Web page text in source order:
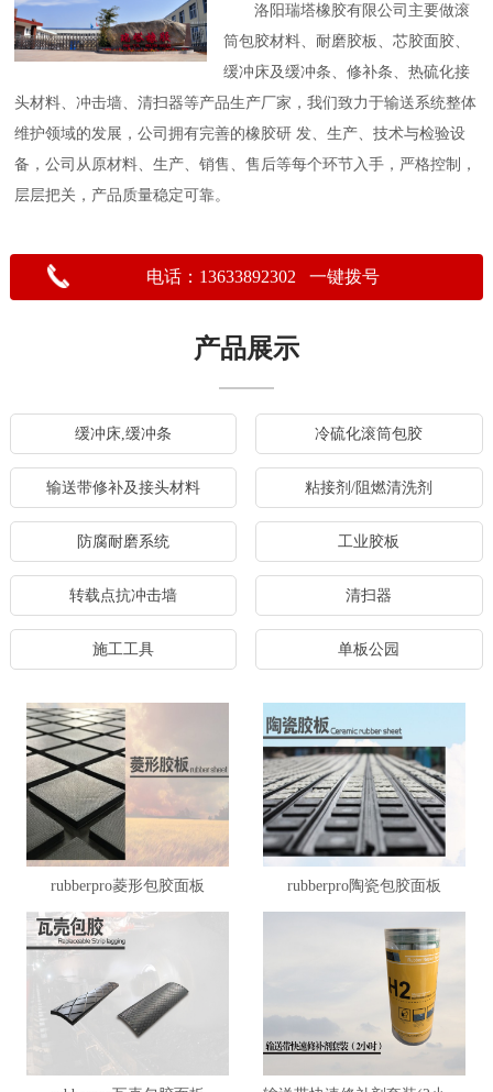
洛阳瑞塔橡胶有限公司主要做滚
筒包胶材料、耐磨胶板、芯胶面胶、
缓冲床及缓冲条、修补条、热硫化接
头材料、冲击墙、清扫器等产品生产厂家，我们致力于输送系统整体
维护领域的发展，公司拥有完善的橡胶研 发、生产、技术与检验设
备，公司从原材料、生产、销售、售后等每个环节入手，严格控制，
层层把关，产品质量稳定可靠。
电话：13633892302 一键拨号
产品展示
缓冲床,缓冲条 冷硫化滚筒包胶
输送带修补及接头材料 粘接剂/阻燃清洗剂
防腐耐磨系统 工业胶板
转载点抗冲击墙 清扫器
施工工具 单板公园
rubberpro菱形包胶面板 rubberpro陶瓷包胶面板